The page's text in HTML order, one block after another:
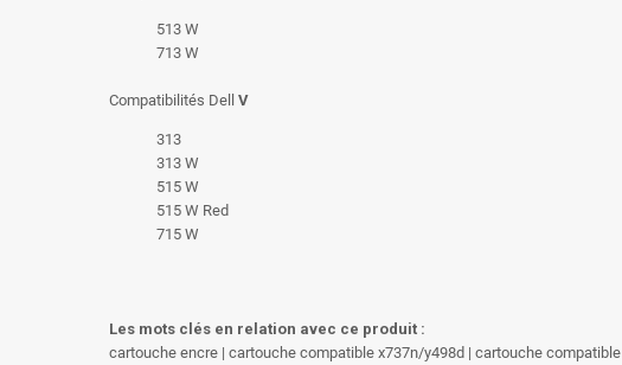
513 W
713 W
Compatibilités Dell V
313
313 W
515 W
515 W Red
715 W
Les mots clés en relation avec ce produit :
cartouche encre | cartouche compatible x737n/y498d | cartouche